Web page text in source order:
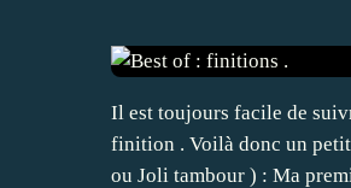
Il est toujours facile de
finition . Voilà donc un petit
ou Joli tambour ) : Ma